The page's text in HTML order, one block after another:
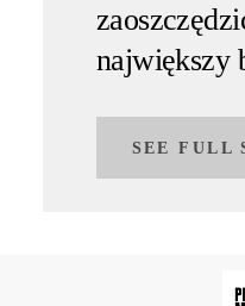
największy
SEE FULL